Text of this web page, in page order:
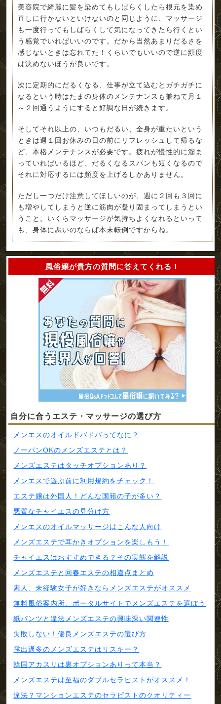
美容院で綺麗に髪を染めてもしばらくしたら根元を染め
直しに行かないといけないのと同じように、マッサージ
も一度行ってもしばらくして気になってきたら行くとい
う感覚でいればいいのです。だから当然あまりだるさを
感じないときは忘れてた！くらいでもいいので逆に頻度
は決めないほうが良いです。
次に定期的にだるくなる、仕事が立て込むとガチガチに
なるという時はたまの身体のメンテナンスも兼ねて月１
～２回通うようにすると好調な日が続きます。
そしてそれ以上の、いつもだるい、全身が重たいという
ときは週１回お休みの日の前にリフレッシュして帰るな
ど、本格メンテナンスが必要です。疲れが慢性的に溜ま
っていればいるほど、だるくなるスパンも短くなるので
それに対応するには頻度を上げるしかありません。
ただし一つだけ注意してほしいのが、週に２回も３回に
も増やしてしまうと逆に筋肉が凝り固まってしまうとい
うこと。いくらマッサージが気持ちよくなれるといって
も、身体に悪いのならば本末転倒ですからね。
風俗嬢が貴方の質問に答えてくれる！
自分に合うエステ・マッサージの選び方
メンエスのオイルドバドバってなに？
ノーパンOKのメンズエステとは？
メンズエステはタッチオプションあり？
メンエスで遊ぶ前に利用規約をチェック！
エステ嬢は外国人！どんな国籍の子が多い？
悪質なチャイエスの見分け方
メンエスのオイルマッサージはこんな人向け
メンズエステで耳かきオプションを楽しもう！
チャイエスはおすすめできる？その実態を解説
メンズエステと回春エステの相違点まとめ
素人、未経験女子が好きならメンズエステがオススメ
無料風俗案内所、ポータルサイトでメンズエステを選ぼう
紙パンツと違法メンズエステの興味深い関連性
失敗しない！優良メンズエステの選び方
露出過多のメンズエステはリスキー？
韓国アカスリは裏オプションありって本当？
メンズエステは至福のダブルセラピストがオススメ！
違法？マンションエステのセラピストのクオリティー